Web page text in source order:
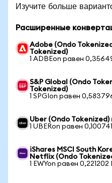
Изучите больше
Расширенные
Adobe (Ondo
Tokenized)
1 ADBEon равен
S&P Global (Ondo
Tokenized)
1 SPGIon равен
Uber (Ondo
1 UBERon равен
iShares MSCI South
Netflix (Ondo
1 EWYon равен 0,221202